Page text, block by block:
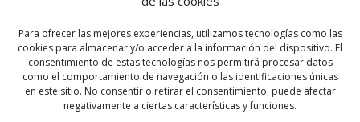
Para ofrecer las mejores experiencias, utilizamos tecnologías como las
cookies para almacenar y/o acceder a la información del dispositivo. El
consentimiento de estas tecnologías nos permitirá procesar datos
como el comportamiento de navegación o las identificaciones únicas
en este sitio. No consentir o retirar el consentimiento, puede afectar
negativamente a ciertas características y funciones.
PEUGEOT
HOME